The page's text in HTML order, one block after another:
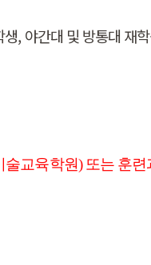
, 야간대 및 방통대 재
술교육학원) 또는 훈련